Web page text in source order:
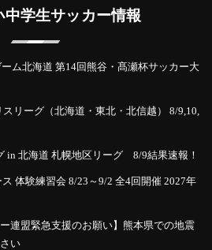
中学生サッカー情報
ム北海道 第14回熊谷・髙瀬杯サッカー大
リーグ（北海道・東北・北信越） 8/9,10,
in 北海道 札幌地区リーグ 8/9結果速報！
体験練習会 8/23～9/2 全4回開催 2027年
連盟緊急支援のお願い】熊本県での地震
い